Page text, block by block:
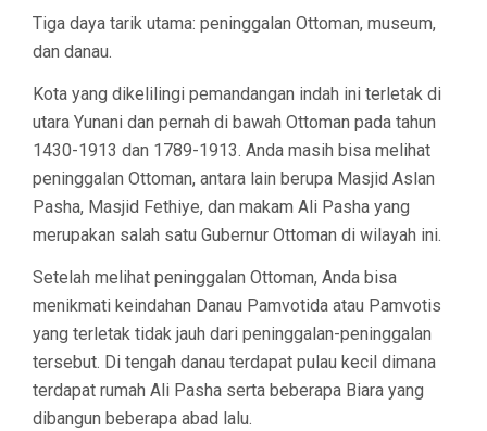
Tiga daya tarik utama: peninggalan Ottoman, museum,
dan danau.
Kota yang dikelilingi pemandangan indah ini terletak di
utara Yunani dan pernah di bawah Ottoman pada tahun
1430-1913 dan 1789-1913. Anda masih bisa melihat
peninggalan Ottoman, antara lain berupa Masjid Aslan
Pasha, Masjid Fethiye, dan makam Ali Pasha yang
merupakan salah satu Gubernur Ottoman di wilayah ini.
Setelah melihat peninggalan Ottoman, Anda bisa
menikmati keindahan Danau Pamvotida atau Pamvotis
yang terletak tidak jauh dari peninggalan-peninggalan
tersebut. Di tengah danau terdapat pulau kecil dimana
terdapat rumah Ali Pasha serta beberapa Biara yang
dibangun beberapa abad lalu.